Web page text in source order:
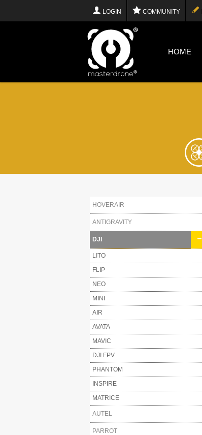
LOGIN COMMUNITY
HOME
HOVERAIR
ANTIGRAVITY
DJI
LITO
FLIP
NEO
MINI
AIR
AVATA
MAVIC
DJI FPV
PHANTOM
INSPIRE
MATRICE
AUTEL
PARROT